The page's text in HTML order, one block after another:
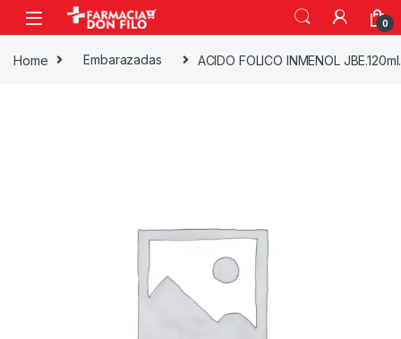
0
Home Embarazadas ACIDO FOLICO INMENOL JBE.120ml.